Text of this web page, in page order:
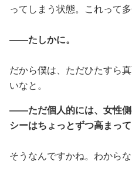
ってしまう状態。これって
――たしかに。
だから僕は、ただひたすら
いなと。
――ただ個人的には、女性側
シーはちょっとずつ高まっ
そうなんですかね。わからな